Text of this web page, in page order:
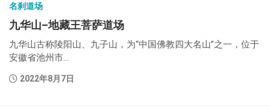
名刹道场
九华山–地藏王菩萨道场
九华山古称陵阳山、九子山，为“中国佛教四大名山”之一，位于
安徽省池州市...
2022年8月7日